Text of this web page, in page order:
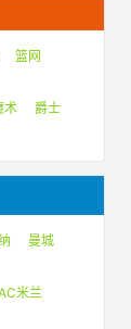
篮网
术
爵士
曼城
米兰